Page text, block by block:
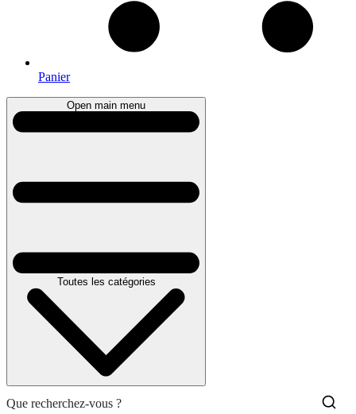
Panier
Open main menu
Toutes les catégories